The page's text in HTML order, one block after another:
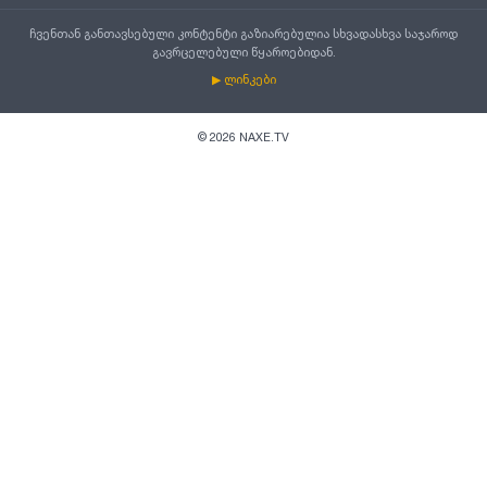
ჩვენთან განთავსებული კონტენტი გაზიარებულია სხვადასხვა საჯაროდ
გავრცელებული წყაროებიდან.
▶ ლინკები
© 2026 NAXE.TV